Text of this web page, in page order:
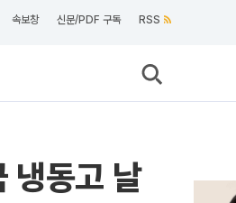
속보창 신문/PDF 구독 RSS
동고 날